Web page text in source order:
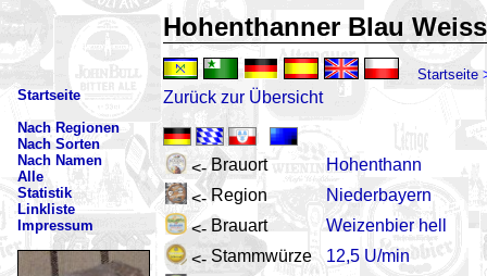
Hohenthanner Blau
Startseite
Startseite
Nach Regionen
Nach Sorten
Nach Namen
Alle
Statistik
Linkliste
Impressum
Zurück zur Übersicht
<- Brauort
Hohenthann
<- Region
Niederbayern
<- Brauart
Weizenbier hell
<- Stammwürze
12,5 U/min